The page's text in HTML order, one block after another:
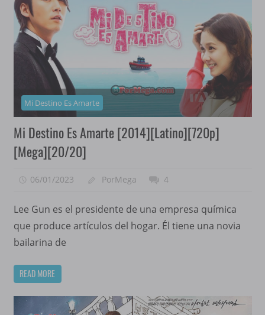
Mi Destino Es Amarte
Mi Destino Es Amarte [2014][Latino][720p]
[Mega][20/20]
06/01/2023 PorMega 4
Lee Gun es el presidente de una empresa química
que produce artículos del hogar. Él tiene una novia
bailarina de
READ MORE